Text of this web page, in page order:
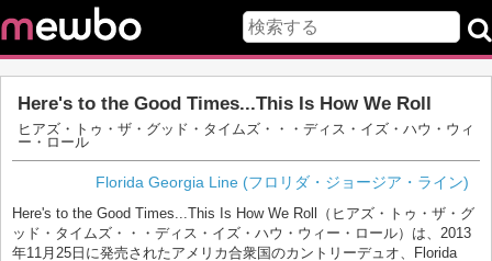
Here's to the Good Times...This Is How We Roll
ヒアズ・トゥ・ザ・グッド・タイムズ・・・ディス・イズ・ハウ・ウィ
ー・ロール
Florida Georgia Line (フロリダ・ジョージア・ライン)
Here's to the Good Times...This Is How We Roll（ヒアズ・トゥ・ザ・グ
ッド・タイムズ・・・ディス・イズ・ハウ・ウィー・ロール）は、2013
年11月25日に発売されたアメリカ合衆国のカントリーデュオ、Florida